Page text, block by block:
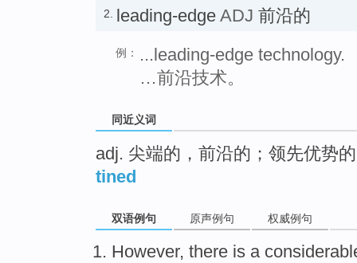
2. leading-edge ADJ 前沿的
例：
...leading-edge technology.
…前沿技术。
同近义词
adj. 尖端的，前沿的；领先优势的
tined
双语例句 原声例句 权威例句
However, there is a